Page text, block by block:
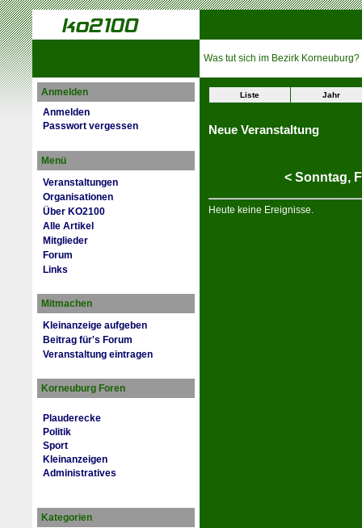
Was tut sich im Bezirk Korneuburg?
Anmelden
Anmelden
Passwort vergessen
Menü
Veranstaltungen
Organisationen
Über KO2100
Alle Artikel
Mitglieder
Forum
Links
Mitmachen
Kleinanzeige aufgeben
Beitrag für's Forum
Veranstaltung eintragen
Korneuburg Foren
Plauderecke
Politik
Sport
Kleinanzeigen
Administratives
Kategorien
Liste Jahr
Neue Veranstaltung
<Sonntag,
Heute keine Ereignisse.